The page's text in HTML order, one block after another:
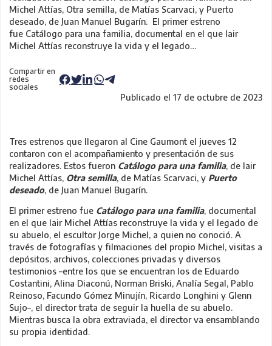
Michel Attías, Otra semilla, de Matías Scarvaci, y Puerto
deseado, de Juan Manuel Bugarín. El primer estreno
fue Catálogo para una familia, documental en el que Iair
Michel Attías reconstruye la vida y el legado…
Compartir en
redes
sociales
Publicado el 17 de octubre de 2023
Tres estrenos que llegaron al Cine Gaumont el jueves 12
contaron con el acompañamiento y presentación de sus
realizadores. Estos fueron Catálogo para una familia, de Iair
Michel Attías, Otra semilla, de Matías Scarvaci, y Puerto
deseado, de Juan Manuel Bugarín.
El primer estreno fue Catálogo para una familia, documental
en el que Iair Michel Attías reconstruye la vida y el legado de
su abuelo, el escultor Jorge Michel, a quien no conoció. A
través de fotografías y filmaciones del propio Michel, visitas a
depósitos, archivos, colecciones privadas y diversos
testimonios –entre los que se encuentran los de Eduardo
Costantini, Alina Diaconú, Norman Briski, Analía Segal, Pablo
Reinoso, Facundo Gómez Minujín, Ricardo Longhini y Glenn
Sujo–, el director trata de seguir la huella de su abuelo.
Mientras busca la obra extraviada, el director va ensamblando
su propia identidad.